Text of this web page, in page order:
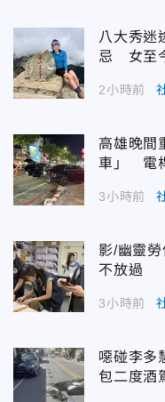
八大秀迷
忌 女至
2小時前
高雄晚間
車」 電
3小時前
影/幽靈
不放過
3小時前
噁碰李多
包二度酒